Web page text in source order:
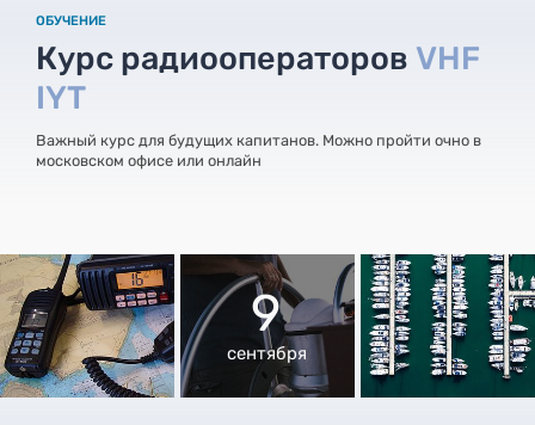
ОБУЧЕНИЕ
Курс радиооператоров VHF
IYT
Важный курс для будущих капитанов. Можно пройти очно в
московском офисе или онлайн
9
сентября